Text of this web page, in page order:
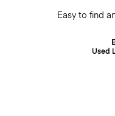
Easy to find
Used